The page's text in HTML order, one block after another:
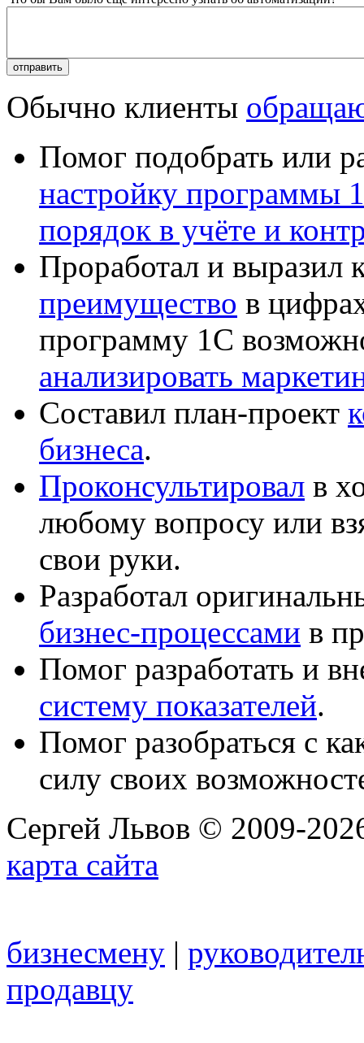
Обычно клиенты
Помог подобрать или
настройку программы
порядок в учёте и
Проработал и выразил
преимущество в
программу 1С
анализировать
Составил план-проект
бизнеса.
Проконсультировал в
любому вопросу или
свои руки.
Разработал
бизнес-процессами в
Помог разработать и
систему показателей.
Помог разобраться с
силу своих
Сергей Львов © 2009-
карта сайта
бизнесмену |
продавцу